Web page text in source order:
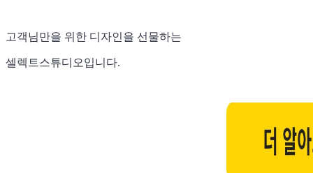
고객님만을 위한 디자인을 선물하는
셀렉트스튜디오입니다.